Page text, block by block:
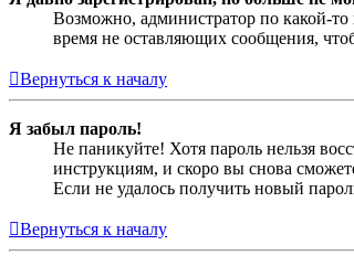
Возможно, администратор по какой-
время не оставляющих сообщения,
Вернуться к началу
Я забыл пароль!
Не паникуйте! Хотя пароль нельзя
инструкциям, и скоро вы снова
Если не удалось получить новый
Вернуться к началу